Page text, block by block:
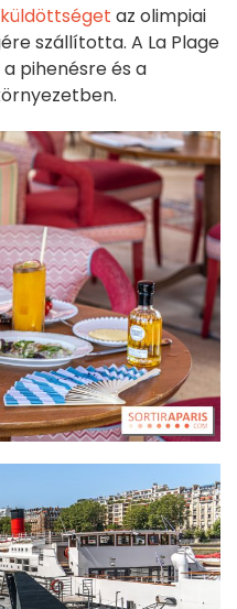
az olimpiai
szállította. A La Plage
pihenésre és a